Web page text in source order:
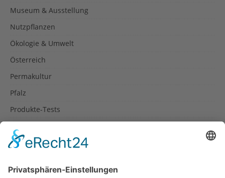
Museum & Ausstellung
Nutzpflanzen
Ökologie & Umwelt
Österreich
Permakultur
Pfalz
Produkte-Tests
Rezepte
Spanien